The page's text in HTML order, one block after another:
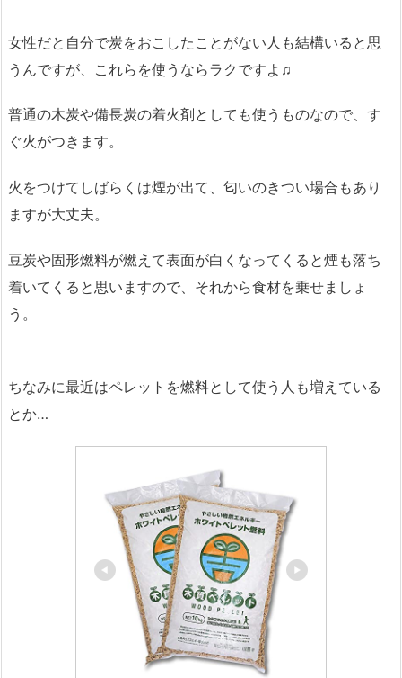
女性だと自分で炭をおこしたことがない人も結構いると思
うんですが、これらを使うならラクですよ♫
普通の木炭や備長炭の着火剤としても使うものなので、す
ぐ火がつきます。
火をつけてしばらくは煙が出て、匂いのきつい場合もあり
ますが大丈夫。
豆炭や固形燃料が燃えて表面が白くなってくると煙も落ち
着いてくると思いますので、それから食材を乗せましょ
う。
ちなみに最近はペレットを燃料として使う人も増えている
とか…